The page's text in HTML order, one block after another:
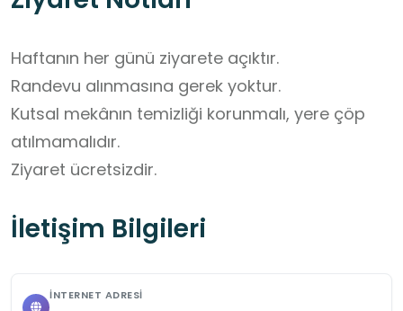
Haftanın her günü ziyarete açıktır.
Randevu alınmasına gerek yoktur.
Kutsal mekânın temizliği korunmalı, yere çöp
atılmamalıdır.
Ziyaret ücretsizdir.
İletişim Bilgileri
İNTERNET ADRESI